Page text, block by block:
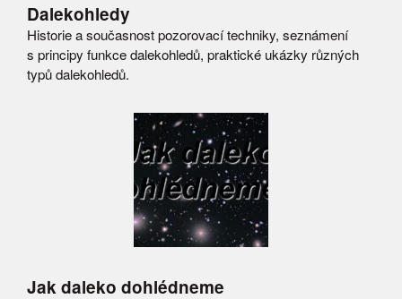
Dalekohledy
Historie a současnost pozorovací techniky, seznámení
s principy funkce dalekohledů, praktické ukázky různých
typů dalekohledů.
Jak daleko dohlédneme